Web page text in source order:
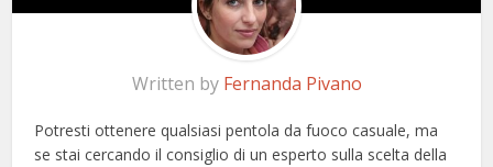
Written by Fernanda Pivano
Potresti ottenere qualsiasi pentola da fuoco casuale, ma
se stai cercando il consiglio di un esperto sulla scelta della